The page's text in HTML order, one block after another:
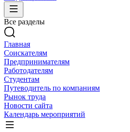
Все разделы
Главная
Соискателям
Предпринимателям
Работодателям
Студентам
Путеводитель по компаниям
Рынок труда
Новости сайта
Календарь мероприятий